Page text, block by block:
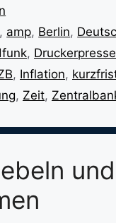
, amp, Berlin,
, Druckerpresse
, Inflation,
, Zeit,
und